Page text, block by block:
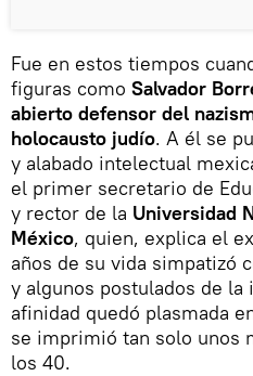
Fue en estos tiempos
figuras como Salvador
abierto defensor del
holocausto judío. A él se
y alabado intelectual
el primer secretario de
y rector de la Universidad
México, quien, explica el
años de su vida simpatizó
y algunos postulados de la
afinidad quedó plasmada
se imprimió tan solo unos
los 40.